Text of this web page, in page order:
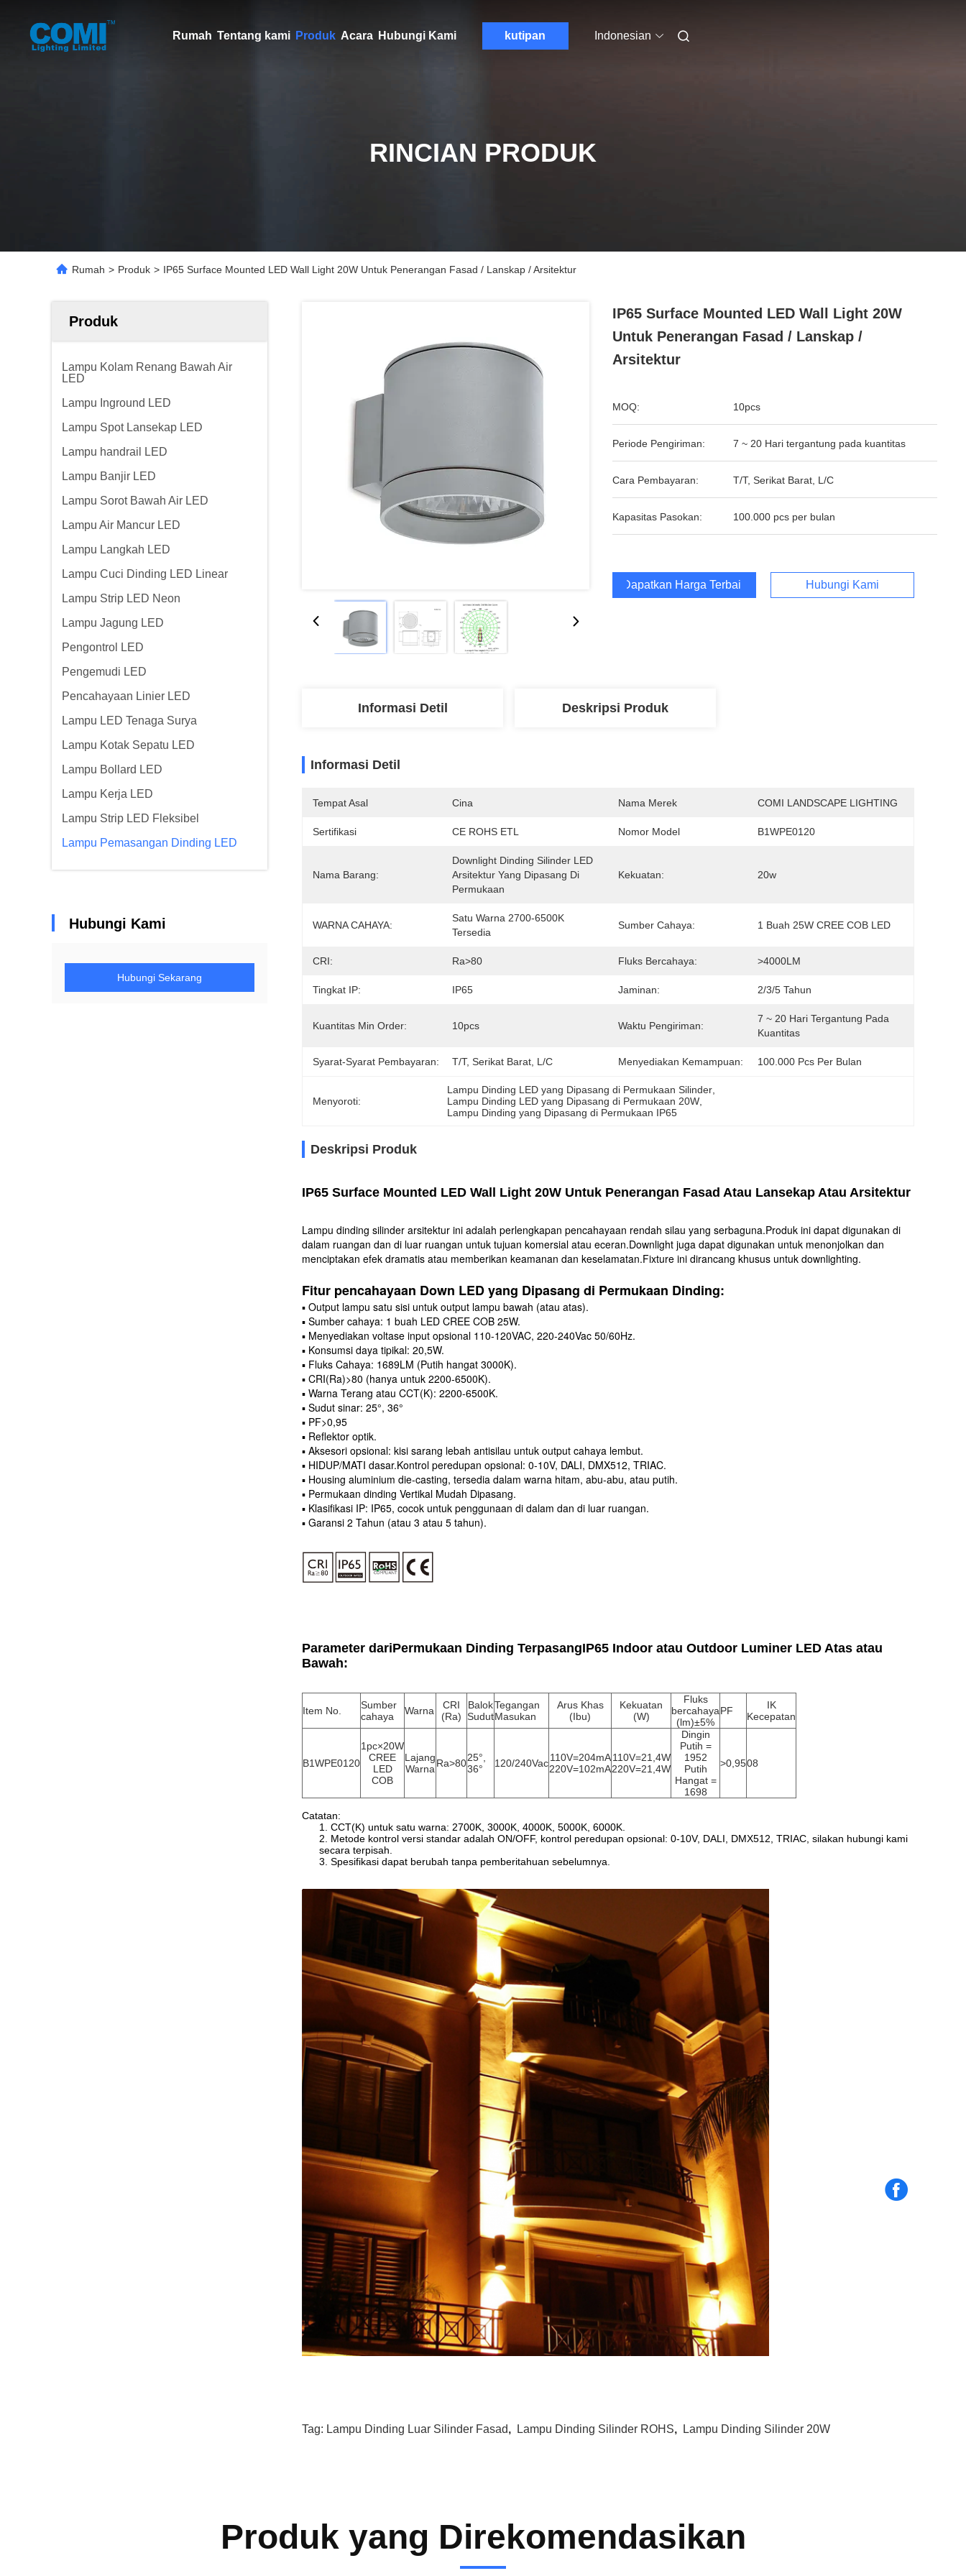
Rumah Tentang kami Produk Acara Hubungi Kami kutipan Indonesian
RINCIAN PRODUK
Rumah > Produk > IP65 Surface Mounted LED Wall Light 20W Untuk Penerangan Fasad / Lanskap / Arsitektur
Produk
Lampu Kolam Renang Bawah Air
LED
Lampu Inground LED
Lampu Spot Lansekap LED
Lampu handrail LED
Lampu Banjir LED
Lampu Sorot Bawah Air LED
Lampu Air Mancur LED
Lampu Langkah LED
Lampu Cuci Dinding LED Linear
Lampu Strip LED Neon
Lampu Jagung LED
Pengontrol LED
Pengemudi LED
Pencahayaan Linier LED
Lampu LED Tenaga Surya
Lampu Kotak Sepatu LED
Lampu Bollard LED
Lampu Kerja LED
Lampu Strip LED Fleksibel
Lampu Pemasangan Dinding LED
Hubungi Kami
Hubungi Sekarang
IP65 Surface Mounted LED Wall Light 20W
Untuk Penerangan Fasad / Lanskap /
Arsitektur
MOQ: 10pcs
Periode Pengiriman: 7 ~ 20 Hari tergantung pada kuantitas
Cara Pembayaran: T/T, Serikat Barat, L/C
Kapasitas Pasokan: 100.000 pcs per bulan
Dapatkan Harga Terbaik Hubungi Kami
Informasi Detil Deskripsi Produk
Informasi Detil
Tempat Asal Cina Nama Merek COMI LANDSCAPE LIGHTING
Sertifikasi CE ROHS ETL Nomor Model B1WPE0120
Nama Barang:
Downlight Dinding Silinder LED
Arsitektur Yang Dipasang Di
Permukaan
Kekuatan: 20w
WARNA CAHAYA:
Satu Warna 2700-6500K
Tersedia
Sumber Cahaya: 1 Buah 25W CREE COB LED
CRI: Ra>80 Fluks Bercahaya: >4000LM
Tingkat IP: IP65 Jaminan: 2/3/5 Tahun
Kuantitas Min Order: 10pcs Waktu Pengiriman:
7 ~ 20 Hari Tergantung Pada
Kuantitas
Syarat-Syarat Pembayaran: T/T, Serikat Barat, L/C Menyediakan Kemampuan: 100.000 Pcs Per Bulan
Menyoroti:
Lampu Dinding LED yang Dipasang di Permukaan Silinder
Lampu Dinding LED yang Dipasang di Permukaan 20W
Lampu Dinding yang Dipasang di Permukaan IP65
Deskripsi Produk
IP65 Surface Mounted LED Wall Light 20W Untuk Penerangan Fasad Atau Lansekap Atau Arsitektur
Lampu dinding silinder arsitektur ini adalah perlengkapan pencahayaan rendah silau yang serbaguna.Produk ini dapat digunakan di
dalam ruangan dan di luar ruangan untuk tujuan komersial atau eceran.Downlight juga dapat digunakan untuk menonjolkan dan
menciptakan efek dramatis atau memberikan keamanan dan keselamatan.Fixture ini dirancang khusus untuk downlighting.
Fitur pencahayaan Down LED yang Dipasang di Permukaan Dinding:
▪ Output lampu satu sisi untuk output lampu bawah (atau atas).
▪ Sumber cahaya: 1 buah LED CREE COB 25W.
▪ Menyediakan voltase input opsional 110-120VAC, 220-240Vac 50/60Hz.
▪ Konsumsi daya tipikal: 20,5W.
▪ Fluks Cahaya: 1689LM (Putih hangat 3000K).
▪ CRI(Ra)>80 (hanya untuk 2200-6500K).
▪ Warna Terang atau CCT(K): 2200-6500K.
▪ Sudut sinar: 25°, 36°
▪ PF>0,95
▪ Reflektor optik.
▪ Aksesori opsional: kisi sarang lebah antisilau untuk output cahaya lembut.
▪ HIDUP/MATI dasar.Kontrol peredupan opsional: 0-10V, DALI, DMX512, TRIAC.
▪ Housing aluminium die-casting, tersedia dalam warna hitam, abu-abu, atau putih.
▪ Permukaan dinding Vertikal Mudah Dipasang.
▪ Klasifikasi IP: IP65, cocok untuk penggunaan di dalam dan di luar ruangan.
▪ Garansi 2 Tahun (atau 3 atau 5 tahun).
Parameter dariPermukaan Dinding TerpasangIP65 Indoor atau Outdoor Luminer LED Atas atau
Bawah:
Item No.
Sumber
cahaya
Warna
CRI
(Ra)
Balok
Sudut
Tegangan
Masukan
Arus Khas
(Ibu)
Kekuatan
(W)
Fluks
bercahaya
(lm)±5%
PF
IK
Kecepatan
B1WPE0120
1pc×20W
CREE
LED
COB
Lajang
Warna Ra>8025°,
36°
120/240Vac110V=204mA
220V=102mA
110V=21,4W
220V=21,4W
Dingin
Putih =
1952
Putih
Hangat =
1698
>0,9508
Catatan:
1. CCT(K) untuk satu warna: 2700K, 3000K, 4000K, 5000K, 6000K.
2. Metode kontrol versi standar adalah ON/OFF, kontrol peredupan opsional: 0-10V, DALI, DMX512, TRIAC, silakan hubungi kami
secara terpisah.
3. Spesifikasi dapat berubah tanpa pemberitahuan sebelumnya.
Tag: Lampu Dinding Luar Silinder Fasad, Lampu Dinding Silinder ROHS, Lampu Dinding Silinder 20W
Produk yang Direkomendasikan